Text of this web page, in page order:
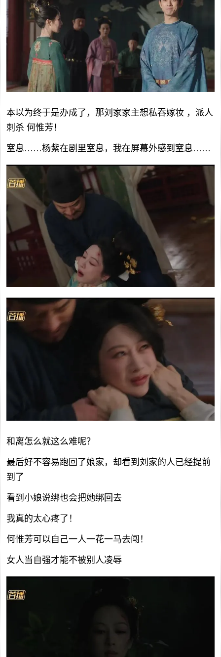
本以为终于是办成了，那刘家家主想私吞嫁妆 ，派人
刺杀 何惟芳！
窒息……杨紫在剧里窒息，我在屏幕外感到窒息……
和离怎么就这么难呢？
最后好不容易跑回了娘家，却看到刘家的人已经提前
到了
看到小娘说绑也会把她绑回去
我真的太心疼了！
何惟芳可以自己一人一花一马去闯！
女人当自强才能不被别人凌辱